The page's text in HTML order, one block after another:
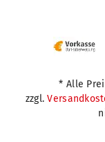
* Alle
zzgl.